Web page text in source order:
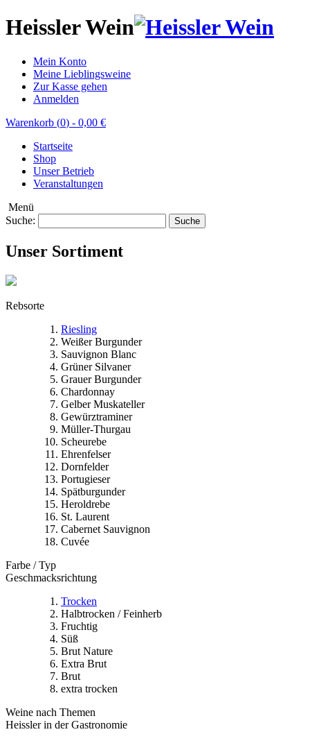
Heissler Wein
Mein Konto
Meine Lieblingsweine
Zur Kasse gehen
Anmelden
Warenkorb (0) - 0,00 €
Startseite
Shop
Unser Betrieb
Veranstaltungen
Menü
Suche:
Suche
Unser Sortiment
Rebsorte
Riesling
Weißer Burgunder
Sauvignon Blanc
Grüner Silvaner
Grauer Burgunder
Chardonnay
Gelber Muskateller
Gewürztraminer
Müller-Thurgau
Scheurebe
Ehrenfelser
Dornfelder
Portugieser
Spätburgunder
Heroldrebe
St. Laurent
Cabernet Sauvignon
Cuvée
Farbe / Typ
Geschmacksrichtung
Trocken
Halbtrocken / Feinherb
Fruchtig
Süß
Brut Nature
Extra Brut
Brut
extra trocken
Weine nach Themen
Heissler in der Gastronomie